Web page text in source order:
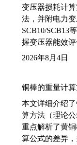
变压器损耗计
法，并附电力
SCB10/SCB13
握变压器能效评
2026年8月4日
铜棒的重量计
本文详细介绍
算方法（理论
重点解析了黄铜
算公式的差异